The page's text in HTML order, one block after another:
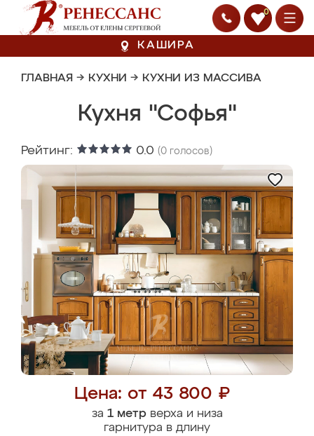
0
КАШИРА
ГЛАВНАЯ → КУХНИ → КУХНИ ИЗ МАССИВА
Кухня "Софья"
Рейтинг: 0.0 (0 голосов)
Цена: от 43 800 ₽
за 1 метрверха и низа
гарнитура в длину